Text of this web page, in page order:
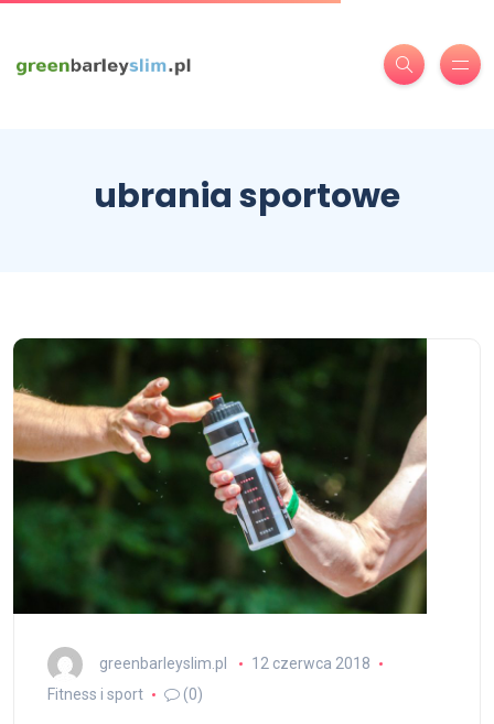
ubrania sportowe
greenbarleyslim.pl
12 czerwca 2018
Fitness i sport
(0)